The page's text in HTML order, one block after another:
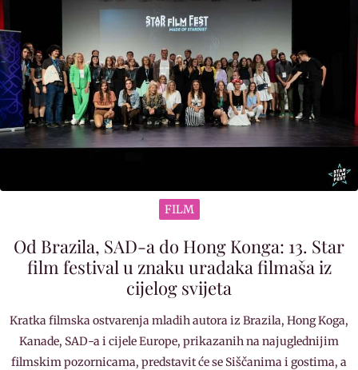
FILM
Od Brazila, SAD-a do Hong Konga: 13. Star
film festival u znaku uradaka filmaša iz
cijelog svijeta
Kratka filmska ostvarenja mladih autora iz Brazila, Hong Koga,
Kanade, SAD-a i cijele Europe, prikazanih na najuglednijim
filmskim pozornicama, predstavit će se Siščanima i gostima, a